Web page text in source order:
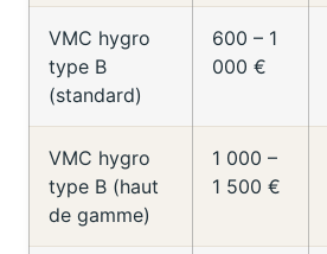
VMC hygro
type B
(standard)
600 – 1
000 €
VMC hygro
type B (haut
de gamme)
1 000 –
1 500 €